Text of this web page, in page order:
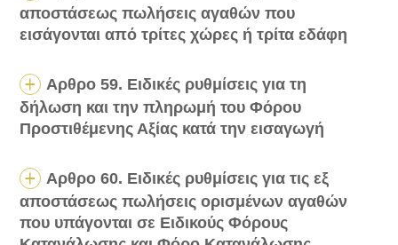
αποστάσεως πωλήσεις αγαθών που
εισάγονται από τρίτες χώρες ή τρίτα εδάφη
Αρθρο 59. Ειδικές ρυθμίσεις για τη
δήλωση και την πληρωμή του Φόρου
Προστιθέμενης Αξίας κατά την εισαγωγή
Αρθρο 60. Ειδικές ρυθμίσεις για τις εξ
αποστάσεως πωλήσεις ορισμένων αγαθών
που υπάγονται σε Ειδικούς Φόρους